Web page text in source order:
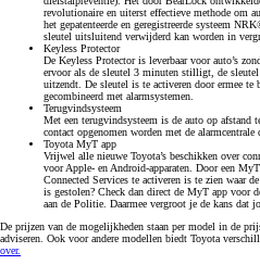
revolutionaire en uiterst effectieve methode om
het gepatenteerde en geregistreerde systeem
sleutel uitsluitend verwijderd kan worden in
Keyless Protector
De Keyless Protector is leverbaar voor auto’s
ervoor als de sleutel 3 minuten stilligt, de sleutel
uitzendt. De sleutel is te activeren door ermee te
gecombineerd met alarmsystemen.
Terugvindsysteem
Met een terugvindsysteem is de auto op afstand
contact opgenomen worden met de
Toyota MyT app
Vrijwel alle nieuwe Toyota’s beschikken over
voor Apple- en Android-apparaten. Door een
Connected Services te activeren is te zien waar
is gestolen? Check dan direct de MyT app voor
aan de Politie. Daarmee vergroot je de kans dat
De prijzen van de mogelijkheden staan per model in de
adviseren. Ook voor andere modellen biedt Toyota
over.